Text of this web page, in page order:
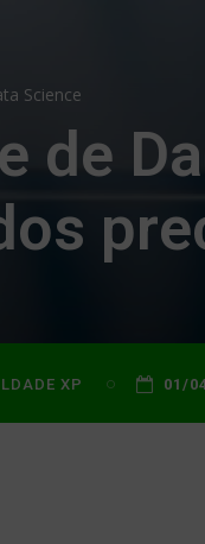
Science
de
XP 01/